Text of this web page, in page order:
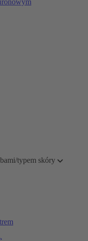
typem skóry